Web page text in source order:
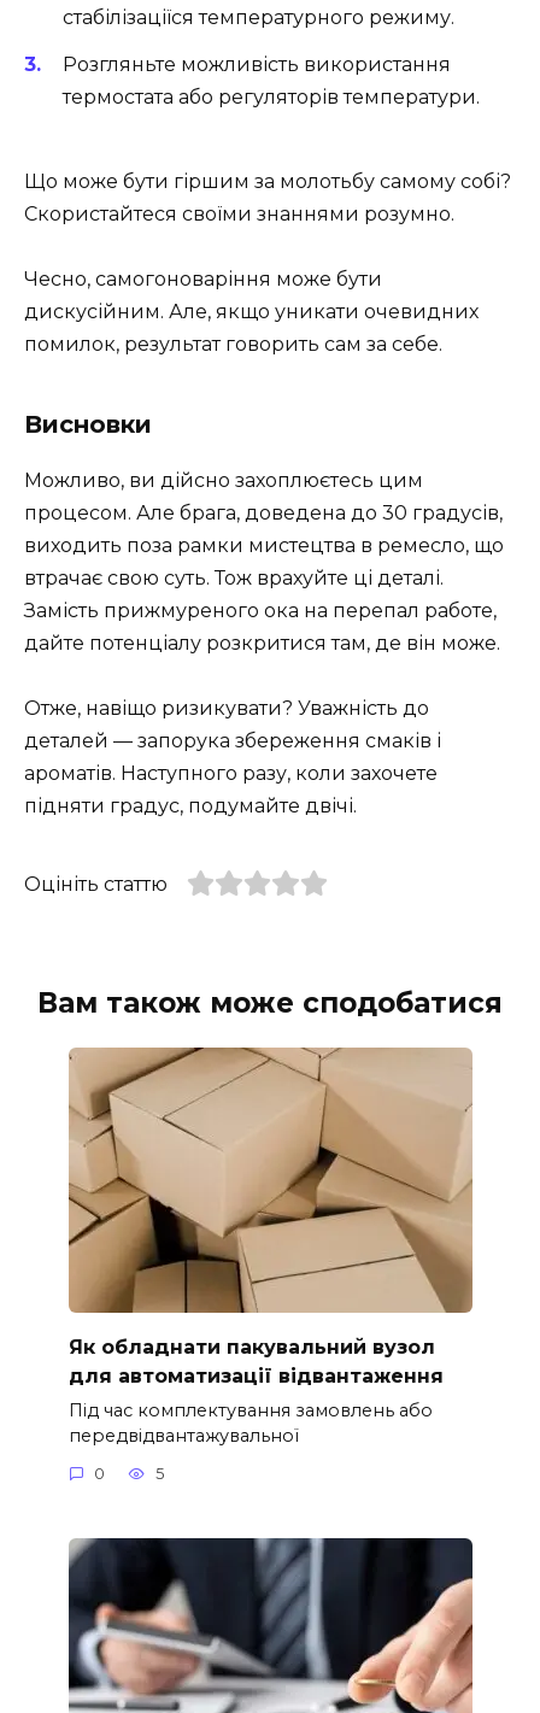
стабілізаціїся температурного режиму.
Розгляньте можливість використання
термостата або регуляторів температури.
Що може бути гіршим за молотьбу самому собі?
Скористайтеся своїми знаннями розумно.
Чесно, самогоноваріння може бути
дискусійним. Але, якщо уникати очевидних
помилок, результат говорить сам за себе.
Висновки
Можливо, ви дійсно захоплюєтесь цим
процесом. Але брага, доведена до 30 градусів,
виходить поза рамки мистецтва в ремесло, що
втрачає свою суть. Тож врахуйте ці деталі.
Замість прижмуреного ока на перепал работе,
дайте потенціалу розкритися там, де він може.
Отже, навіщо ризикувати? Уважність до
деталей — запорука збереження смаків і
ароматів. Наступного разу, коли захочете
підняти градус, подумайте двічі.
Оцініть статтю
Вам також може сподобатися
Як обладнати пакувальний вузол
для автоматизації відвантаження
Під час комплектування замовлень або
передвідвантажувальної
0 5